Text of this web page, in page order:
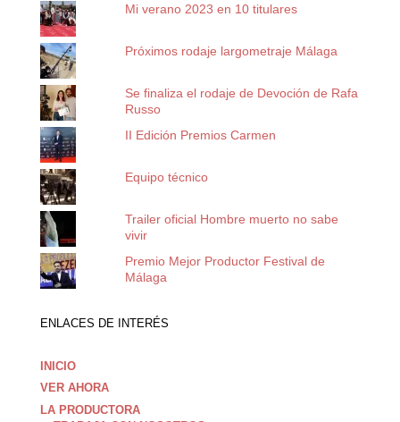
Mi verano 2023 en 10 titulares
Próximos rodaje largometraje Málaga
Se finaliza el rodaje de Devoción de Rafa
Russo
II Edición Premios Carmen
Equipo técnico
Trailer oficial Hombre muerto no sabe
vivir
Premio Mejor Productor Festival de
Málaga
ENLACES DE INTERÉS
INICIO
VER AHORA
LA PRODUCTORA